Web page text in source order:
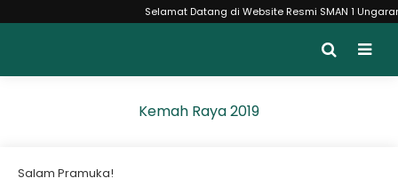
Selamat Datang di Website Resmi SMAN 1 Ungaran
Kemah Raya 2019
Salam Pramuka!